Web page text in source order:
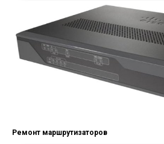
Ремонт маршрутизаторов